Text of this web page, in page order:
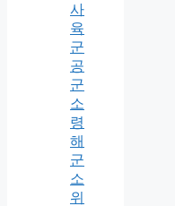
사
육
군
공
군
소
령
해
군
소
위